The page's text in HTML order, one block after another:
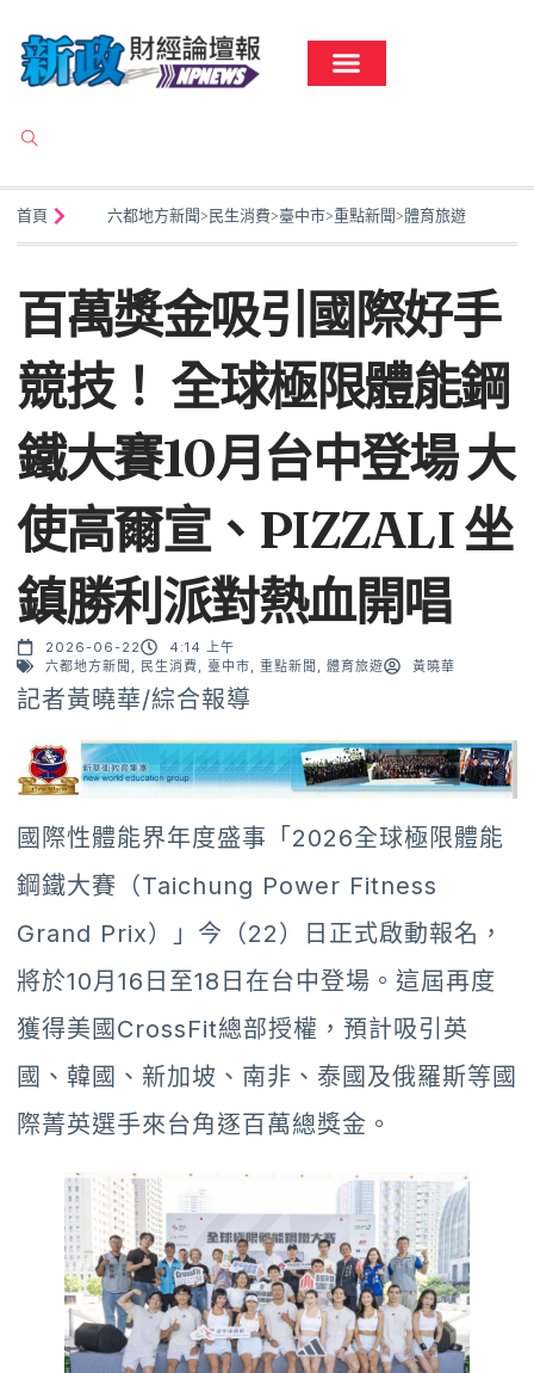
首頁 六都地方新聞>民生消費>臺中市>重點新聞>體育旅遊
百萬獎金吸引國際好手
競技！ 全球極限體能鋼
鐵大賽10月台中登場 大
使高爾宣、PIZZALI 坐
鎮勝利派對熱血開唱
2026-06-22
4:14 上午
六都地方新聞
民生消費 臺中市 重點新聞 體育旅遊 黃曉華
記者黃曉華/綜合報導
國際性體能界年度盛事「2026全球極限體能
鋼鐵大賽（Taichung Power Fitness
Grand Prix）」今（22）日正式啟動報名，
將於10月16日至18日在台中登場。這屆再度
獲得美國CrossFit總部授權，預計吸引英
國、韓國、新加坡、南非、泰國及俄羅斯等國
際菁英選手來台角逐百萬總獎金。